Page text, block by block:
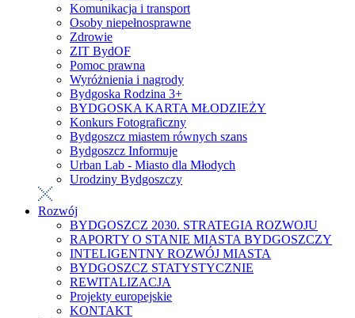
Komunikacja i transport
Osoby niepełnosprawne
Zdrowie
ZIT BydOF
Pomoc prawna
Wyróżnienia i nagrody
Bydgoska Rodzina 3+
BYDGOSKA KARTA MŁODZIEŻY
Konkurs Fotograficzny
Bydgoszcz miastem równych szans
Bydgoszcz Informuje
Urban Lab - Miasto dla Młodych
Urodziny Bydgoszczy
Rozwój
BYDGOSZCZ 2030. STRATEGIA ROZWOJU
RAPORTY O STANIE MIASTA BYDGOSZCZY
INTELIGENTNY ROZWÓJ MIASTA
BYDGOSZCZ STATYSTYCZNIE
REWITALIZACJA
Projekty europejskie
KONTAKT